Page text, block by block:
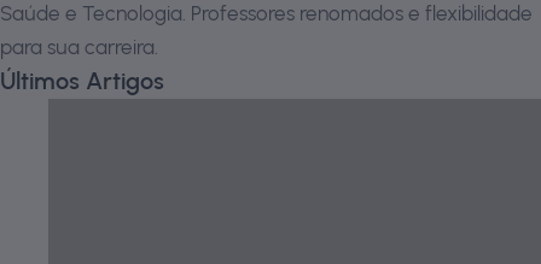
Saúde e Tecnologia. Professores renomados e flexibilidade
para sua carreira.
Últimos Artigos